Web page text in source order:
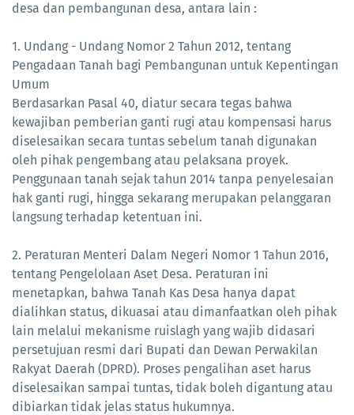
desa dan pembangunan desa, antara lain :
1. Undang - Undang Nomor 2 Tahun 2012, tentang
Pengadaan Tanah bagi Pembangunan untuk Kepentingan
Umum
Berdasarkan Pasal 40, diatur secara tegas bahwa
kewajiban pemberian ganti rugi atau kompensasi harus
diselesaikan secara tuntas sebelum tanah digunakan
oleh pihak pengembang atau pelaksana proyek.
Penggunaan tanah sejak tahun 2014 tanpa penyelesaian
hak ganti rugi, hingga sekarang merupakan pelanggaran
langsung terhadap ketentuan ini.
2. Peraturan Menteri Dalam Negeri Nomor 1 Tahun 2016,
tentang Pengelolaan Aset Desa. Peraturan ini
menetapkan, bahwa Tanah Kas Desa hanya dapat
dialihkan status, dikuasai atau dimanfaatkan oleh pihak
lain melalui mekanisme ruislagh yang wajib didasari
persetujuan resmi dari Bupati dan Dewan Perwakilan
Rakyat Daerah (DPRD). Proses pengalihan aset harus
diselesaikan sampai tuntas, tidak boleh digantung atau
dibiarkan tidak jelas status hukumnya.